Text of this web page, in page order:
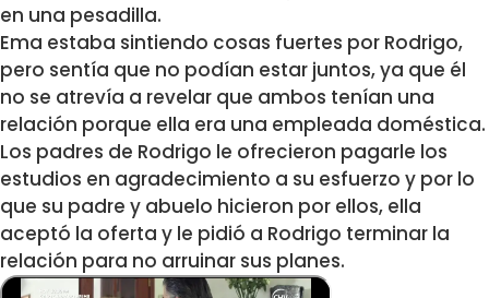
en una pesadilla.
Ema estaba sintiendo cosas fuertes por Rodrigo,
pero sentía que no podían estar juntos, ya que él
no se atrevía a revelar que ambos tenían una
relación porque ella era una empleada doméstica.
Los padres de Rodrigo le ofrecieron pagarle los
estudios en agradecimiento a su esfuerzo y por lo
que su padre y abuelo hicieron por ellos, ella
aceptó la oferta y le pidió a Rodrigo terminar la
relación para no arruinar sus planes.